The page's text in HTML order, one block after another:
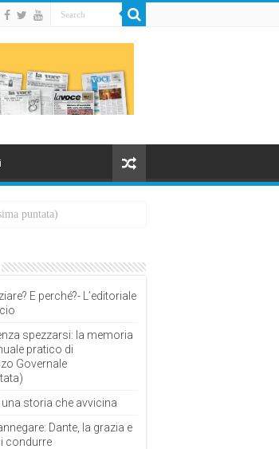
puntata)
E perché?- L’editoriale
spezzarsi: la memoria
pratico di
Governale
storia che avvicina
Dante, la grazia e
condurre